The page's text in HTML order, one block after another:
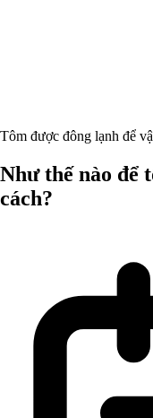
Tôm được đông lạnh để
Như thế nào để
cách?